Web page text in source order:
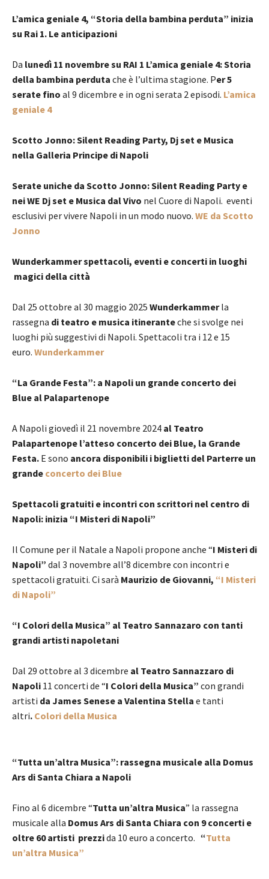
L’amica geniale 4, “Storia della bambina perduta” inizia
su Rai 1. Le anticipazioni
Da lunedì 11 novembre su RAI 1 L’amica geniale 4: Storia
della bambina perduta che è l’ultima stagione. Per 5
serate fino al 9 dicembre e in ogni serata 2 episodi. L’amica
geniale 4
Scotto Jonno: Silent Reading Party, Dj set e Musica
nella Galleria Principe di Napoli
Serate uniche da Scotto Jonno: Silent Reading Party e
nei WE Dj set e Musica dal Vivo nel Cuore di Napoli. eventi
esclusivi per vivere Napoli in un modo nuovo. WE da Scotto
Jonno
Wunderkammer spettacoli, eventi e concerti in luoghi
magici della città
Dal 25 ottobre al 30 maggio 2025 Wunderkammerla
rassegna di teatro e musica itineranteche si svolge nei
luoghi più suggestivi di Napoli. Spettacoli tra i 12 e 15
euro. Wunderkammer
“La Grande Festa”: a Napoli un grande concerto dei
Blue al Palapartenope
A Napoli giovedì il 21 novembre 2024 al Teatro
Palapartenope l’atteso concerto dei Blue, la Grande
Festa. E sono ancora disponibili i biglietti del Parterre un
grande concerto dei Blue
Spettacoli gratuiti e incontri con scrittori nel centro di
Napoli: inizia “I Misteri di Napoli”
Il Comune per il Natale a Napoli propone anche “I Misteri di
Napoli” dal 3 novembre all’8 dicembre con incontri e
spettacoli gratuiti. Ci sarà Maurizio de Giovanni, “I Misteri
di Napoli”
“I Colori della Musica” al Teatro Sannazaro con tanti
grandi artisti napoletani
Dal 29 ottobre al 3 dicembre al Teatro Sannazzaro di
Napoli 11 concerti de “I Colori della Musica” con grandi
artisti da James Senese a Valentina Stella e tanti
altri. Colori della Musica
“Tutta un’altra Musica”: rassegna musicale alla Domus
Ars di Santa Chiara a Napoli
Fino al 6 dicembre “Tutta un’altra Musica” la rassegna
musicale alla Domus Ars di Santa Chiara con 9 concerti e
oltre 60 artisti prezzida 10 euro a concerto. “Tutta
un’altra Musica”